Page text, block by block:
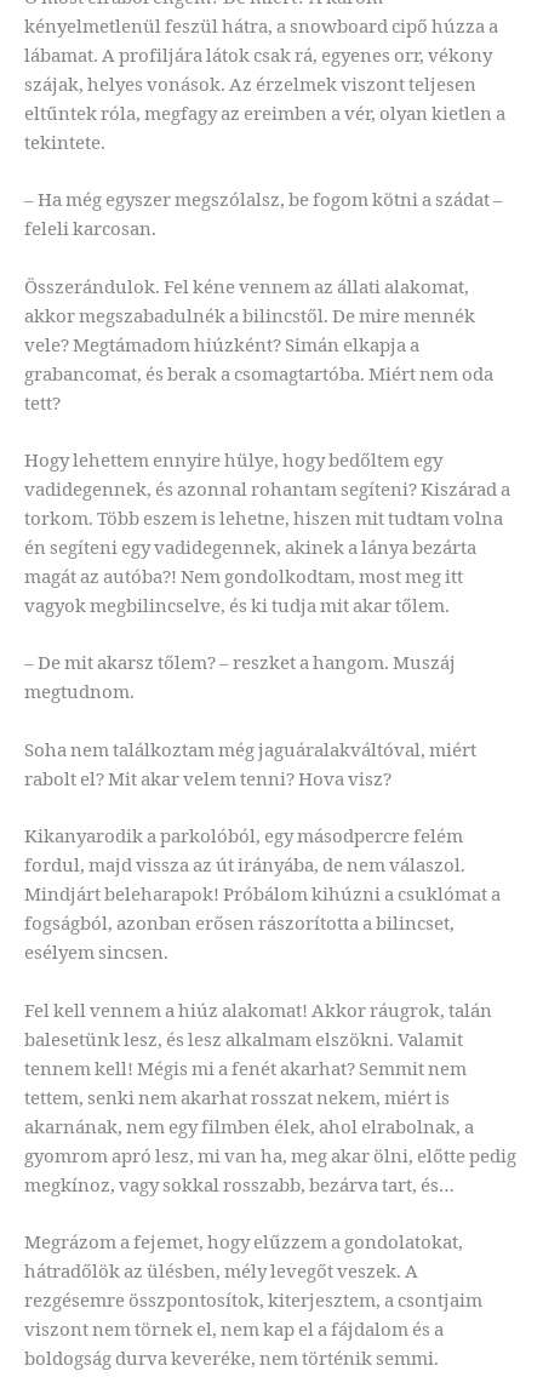
kényelmetlenül feszül hátra, a snowboard cipő húzza a
lábamat. A profiljára látok csak rá, egyenes orr, vékony
szájak, helyes vonások. Az érzelmek viszont teljesen
eltűntek róla, megfagy az ereimben a vér, olyan kietlen a
tekintete.
– Ha még egyszer megszólalsz, be fogom kötni a szádat –
feleli karcosan.
Összerándulok. Fel kéne vennem az állati alakomat,
akkor megszabadulnék a bilincstől. De mire mennék
vele? Megtámadom hiúzként? Simán elkapja a
grabancomat, és berak a csomagtartóba. Miért nem oda
tett?
Hogy lehettem ennyire hülye, hogy bedőltem egy
vadidegennek, és azonnal rohantam segíteni? Kiszárad a
torkom. Több eszem is lehetne, hiszen mit tudtam volna
én segíteni egy vadidegennek, akinek a lánya bezárta
magát az autóba?! Nem gondolkodtam, most meg itt
vagyok megbilincselve, és ki tudja mit akar tőlem.
– De mit akarsz tőlem? – reszket a hangom. Muszáj
megtudnom.
Soha nem találkoztam még jaguáralakváltóval, miért
rabolt el? Mit akar velem tenni? Hova visz?
Kikanyarodik a parkolóból, egy másodpercre felém
fordul, majd vissza az út irányába, de nem válaszol.
Mindjárt beleharapok! Próbálom kihúzni a csuklómat a
fogságból, azonban erősen rászorította a bilincset,
esélyem sincsen.
Fel kell vennem a hiúz alakomat! Akkor ráugrok, talán
balesetünk lesz, és lesz alkalmam elszökni. Valamit
tennem kell! Mégis mi a fenét akarhat? Semmit nem
tettem, senki nem akarhat rosszat nekem, miért is
akarnának, nem egy filmben élek, ahol elrabolnak, a
gyomrom apró lesz, mi van ha, meg akar ölni, előtte pedig
megkínoz, vagy sokkal rosszabb, bezárva tart, és…
Megrázom a fejemet, hogy elűzzem a gondolatokat,
hátradőlök az ülésben, mély levegőt veszek. A
rezgésemre összpontosítok, kiterjesztem, a csontjaim
viszont nem törnek el, nem kap el a fájdalom és a
boldogság durva keveréke, nem történik semmi.